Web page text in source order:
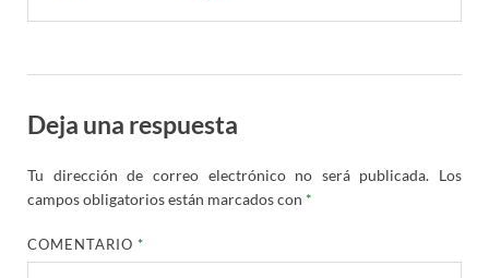
Deja una respuesta
Tu dirección de correo electrónico no será publicada. Los
campos obligatorios están marcados con *
COMENTARIO*